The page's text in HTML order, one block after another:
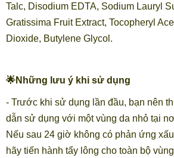
Talc, Disodium EDTA, Sodium Lauryl
Gratissima Fruit Extract, Tocopheryl
Dioxide, Butylene Glycol.
🌟Những lưu ý khi sử dụng
- Trước khi sử dụng lần đầu, bạn nên
dẫn sử dụng với một vùng da nhỏ tại
Nếu sau 24 giờ không có phản ứng
hãy tiến hành tẩy lông cho toàn bộ